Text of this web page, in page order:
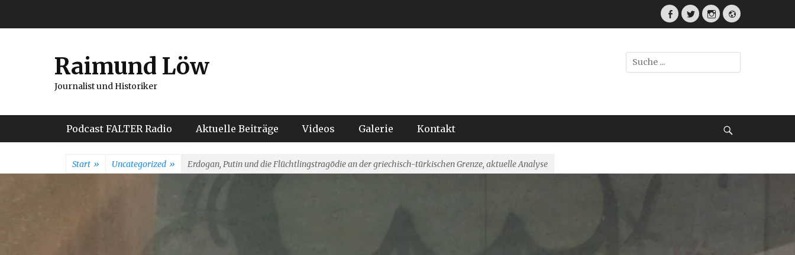
Facebook
TwitterInstagramWebseite
Raimund Löw
Journalist und Historiker
Suche
nach:
Hauptmenü
Podcast FALTER Radio Aktuelle Beiträge Videos Galerie Kontakt
Start » Uncategorized » Erdogan, Putin und die Flüchtlingstragödie an der griechisch-türkischen Grenze, aktuelle Analyse